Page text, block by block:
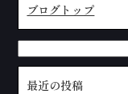
ブログトップ
最近の投稿